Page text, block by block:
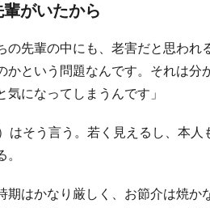
輩がいたから
の先輩の中にも、老害だと思わ
かという問題なんです。それは
気になってしまうんです」
はそう言う。若く見えるし、本
期はかなり厳しく、お節介は焼